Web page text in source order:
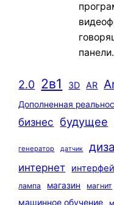
2.0 2в1 3D AR
Дополненная
бизнес будущее
генератор датчик
интернет
лампа
магазин магнит
машинное обучение